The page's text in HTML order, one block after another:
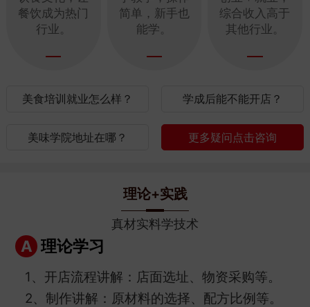
餐饮成为热门
行业。
简单，新手也
能学。
综合收入高于
其他行业。
美食培训就业怎么样？ 学成后能不能开店？
美味学院地址在哪？ 更多疑问点击咨询
理论+实践
真材实料学技术
A 理论学习
1、开店流程讲解：店面选址、物资采购等。
2、制作讲解：原材料的选择、配方比例等。